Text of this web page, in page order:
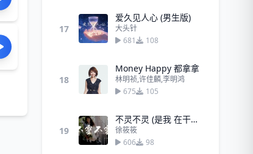
17
爱久见人心 (男生版)
大头针
681
108
18
Money Happy 都拿拿
林明祯,许佳麟,李明鸿
675
105
19
不灵不灵 (是我 在干嘛～)
徐筱筱
606
98